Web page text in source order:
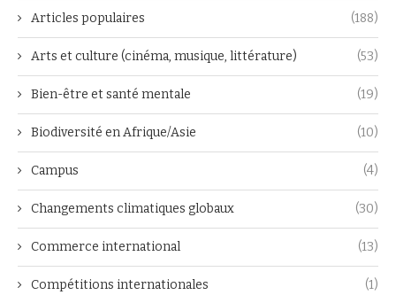
Articles populaires (188)
Arts et culture (cinéma, musique, littérature) (53)
Bien-être et santé mentale (19)
Biodiversité en Afrique/Asie (10)
Campus (4)
Changements climatiques globaux (30)
Commerce international (13)
Compétitions internationales (1)